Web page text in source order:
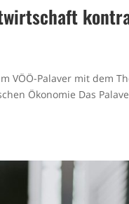
VÖÖ-Palaver mit dem
Ökonomie Das